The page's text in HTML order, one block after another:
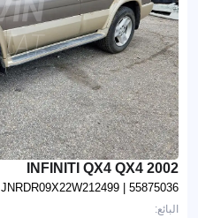
2002 INFINITI QX4 QX4
JNRDR09X22W212499 | 55875036
البائع: